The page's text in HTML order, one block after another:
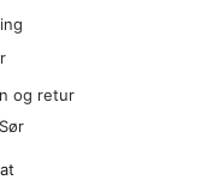
og retur